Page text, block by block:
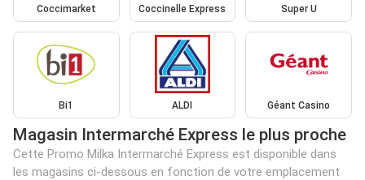
Coccimarket Coccinelle Express Super U
Bi1 ALDI Géant Casino
Magasin Intermarché Express le plus proche
Cette Promo Milka Intermarché Express est disponible dans
les magasins ci-dessous en fonction de votre emplacement